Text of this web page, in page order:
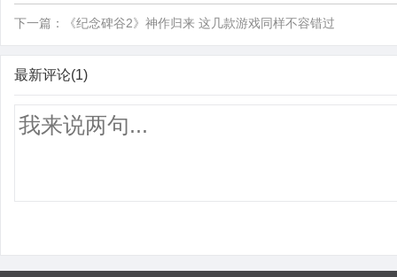
下一篇： 《纪念碑谷2》神作归来 这几款游戏同样不容错过
最新评论(1)